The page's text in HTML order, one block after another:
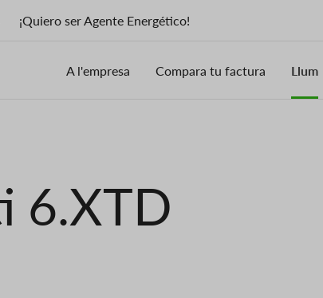
¡Quiero ser Agente Energético!
A l'empresa Compara tu factura Llum
6.XTD